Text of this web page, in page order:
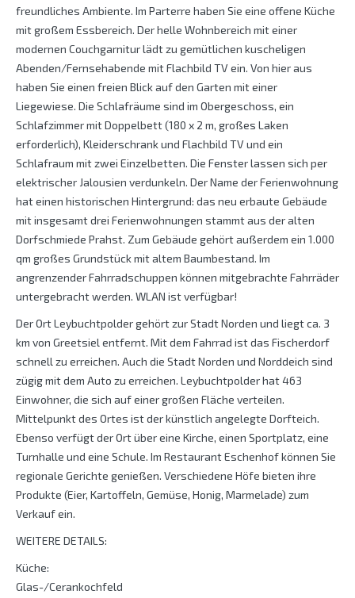
freundliches Ambiente. Im Parterre haben Sie eine offene Küche
mit großem Essbereich. Der helle Wohnbereich mit einer
modernen Couchgarnitur lädt zu gemütlichen kuscheligen
Abenden/Fernsehabende mit Flachbild TV ein. Von hier aus
haben Sie einen freien Blick auf den Garten mit einer
Liegewiese. Die Schlafräume sind im Obergeschoss, ein
Schlafzimmer mit Doppelbett (180 x 2 m, großes Laken
erforderlich), Kleiderschrank und Flachbild TV und ein
Schlafraum mit zwei Einzelbetten. Die Fenster lassen sich per
elektrischer Jalousien verdunkeln. Der Name der Ferienwohnung
hat einen historischen Hintergrund: das neu erbaute Gebäude
mit insgesamt drei Ferienwohnungen stammt aus der alten
Dorfschmiede Prahst. Zum Gebäude gehört außerdem ein 1.000
qm großes Grundstück mit altem Baumbestand. Im
angrenzender Fahrradschuppen können mitgebrachte Fahrräder
untergebracht werden. WLAN ist verfügbar!
Der Ort Leybuchtpolder gehört zur Stadt Norden und liegt ca. 3
km von Greetsiel entfernt. Mit dem Fahrrad ist das Fischerdorf
schnell zu erreichen. Auch die Stadt Norden und Norddeich sind
zügig mit dem Auto zu erreichen. Leybuchtpolder hat 463
Einwohner, die sich auf einer großen Fläche verteilen.
Mittelpunkt des Ortes ist der künstlich angelegte Dorfteich.
Ebenso verfügt der Ort über eine Kirche, einen Sportplatz, eine
Turnhalle und eine Schule. Im Restaurant Eschenhof können Sie
regionale Gerichte genießen. Verschiedene Höfe bieten ihre
Produkte (Eier, Kartoffeln, Gemüse, Honig, Marmelade) zum
Verkauf ein.
WEITERE DETAILS:
Küche:
Glas-/Cerankochfeld